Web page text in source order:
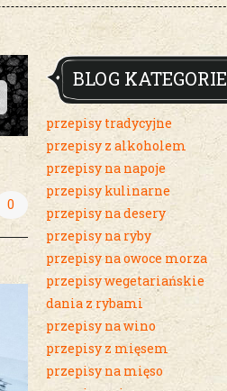
0
BLOG KATEGORIE
przepisy tradycyjne
przepisy z alkoholem
przepisy na napoje
przepisy kulinarne
przepisy na desery
przepisy na ryby
przepisy na owoce morza
przepisy wegetariańskie
dania z rybami
przepisy na wino
przepisy z mięsem
przepisy na mięso